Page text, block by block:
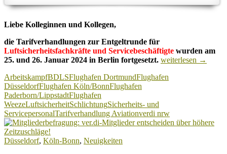
Liebe Kolleginnen und Kollegen,
die Tarifverhandlungen zur Entgeltrunde für
Luftsicherheitsfachkräfte und Servicebeschäftigte wurden am
25. und 26. Januar 2024 in Berlin fortgesetzt. Tarifrunde
BDLS
kein
Angebot
weiterlesen →
ArbeitskampfBDLSFlughafen DortmundFlughafen
DüsseldorfFlughafen Köln/BonnFlughafen
Paderborn/LippstadtFlughafen
WeezeLuftsicherheitSchlichtungSicherheits- und
ServicepersonalTarifverhandlung Aviationverdi nrw
Düsseldorf, Köln-Bonn, Neuigkeiten